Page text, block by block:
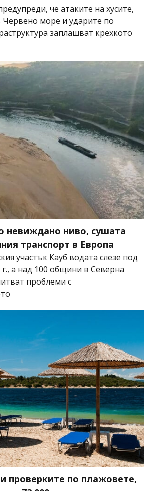
че атаките на хусите,
море и ударите по
заплашват крехкото
невиждано ниво, сушата
транспорт в Европа
участък Кауб водата слезе под
а над 100 общини в Северна
проблеми с
проверките по плажовете,